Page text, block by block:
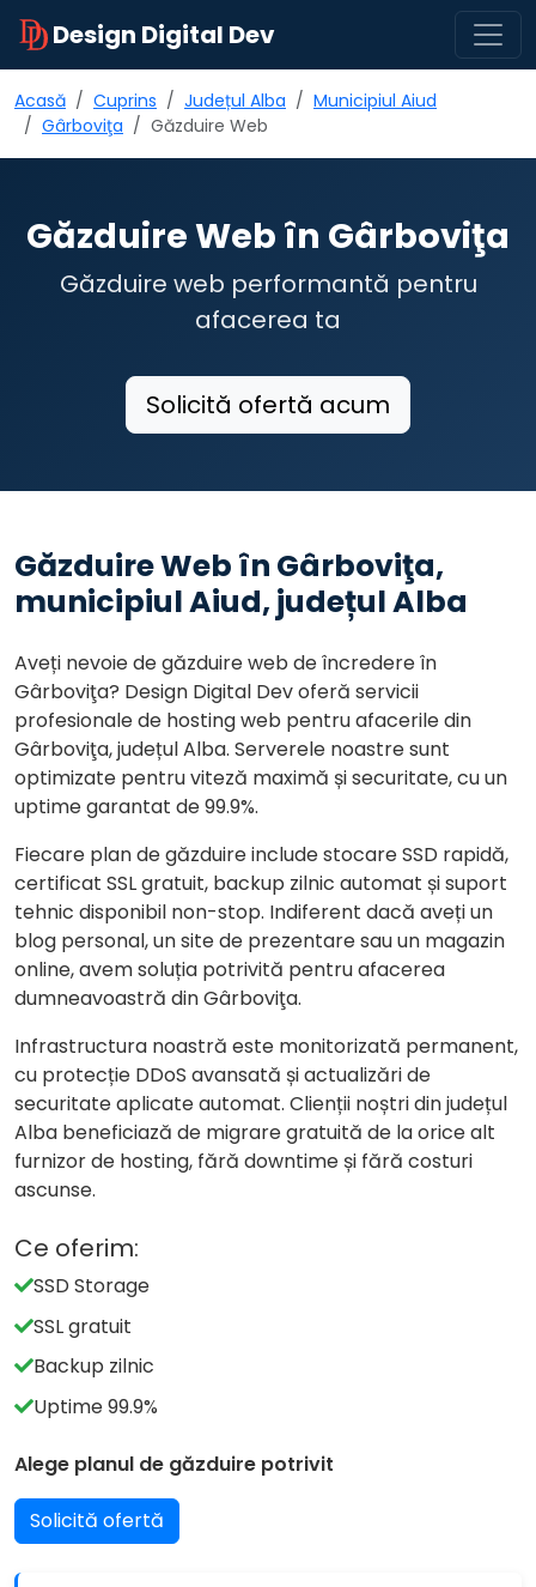
Design Digital Dev
Acasă Cuprins Județul Alba
Municipiul Aiud
Gârboviţa
Găzduire Web
Găzduire Web în Gârboviţa
Găzduire web performantă pentru
afacerea ta
Solicită ofertă acum
Găzduire Web în Gârboviţa,
municipiul Aiud, județul Alba
Aveți nevoie de găzduire web de încredere în
Gârboviţa? Design Digital Dev oferă servicii
profesionale de hosting web pentru afacerile din
Gârboviţa, județul Alba. Serverele noastre sunt
optimizate pentru viteză maximă și securitate, cu un
uptime garantat de 99.9%.
Fiecare plan de găzduire include stocare SSD rapidă,
certificat SSL gratuit, backup zilnic automat și suport
tehnic disponibil non-stop. Indiferent dacă aveți un
blog personal, un site de prezentare sau un magazin
online, avem soluția potrivită pentru afacerea
dumneavoastră din Gârboviţa.
Infrastructura noastră este monitorizată permanent,
cu protecție DDoS avansată și actualizări de
securitate aplicate automat. Clienții noștri din județul
Alba beneficiază de migrare gratuită de la orice alt
furnizor de hosting, fără downtime și fără costuri
ascunse.
Ce oferim:
SSD Storage
SSL gratuit
Backup zilnic
Uptime 99.9%
Alege planul de găzduire potrivit
Solicită ofertă